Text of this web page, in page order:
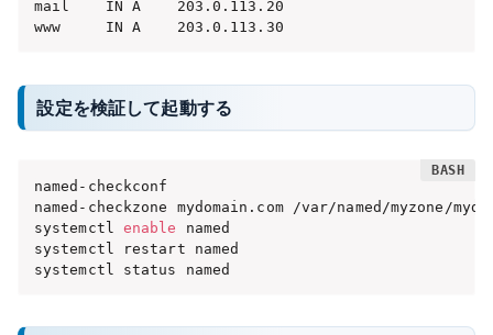
mail    IN A    203.0.113.20
www     IN A    203.0.113.30
設定を検証して起動する
named-checkconf
named-checkzone mydomain.com /var/named/myzone/
systemctl enable
named
systemctl restart named
systemctl status named